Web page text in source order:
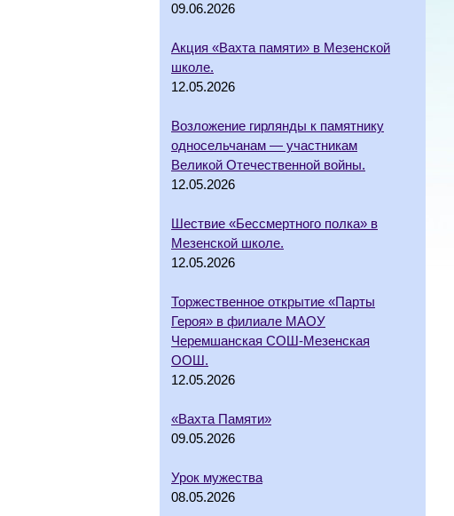
09.06.2026
Акция «Вахта памяти» в Мезенской
школе.
12.05.2026
Возложение гирлянды к памятнику
односельчанам — участникам
Великой Отечественной войны.
12.05.2026
Шествие «Бессмертного полка» в
Мезенской школе.
12.05.2026
Торжественное открытие «Парты
Героя» в филиале МАОУ
Черемшанская СОШ-Мезенская
ООШ.
12.05.2026
«Вахта Памяти»
09.05.2026
Урок мужества
08.05.2026